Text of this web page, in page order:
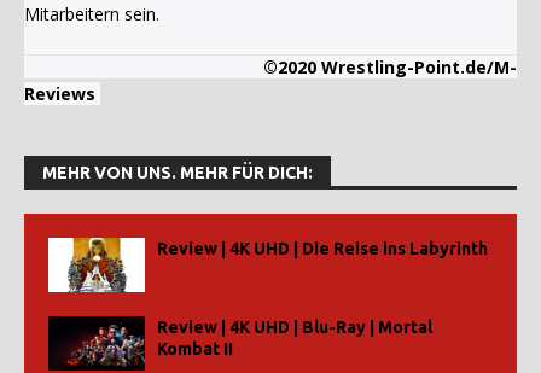
Mitarbeitern sein.
©2020 Wrestling-Point.de/M-
Reviews
MEHR VON UNS. MEHR FÜR DICH:
Review | 4K UHD | Die Reise ins Labyrinth
Review | 4K UHD | Blu-Ray | Mortal
Kombat II